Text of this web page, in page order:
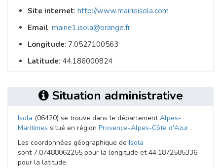
Site internet: http://www.mairieisola.com
Email: mairie1.isola@orange.fr
Longitude: 7.0527100563
Latitude: 44.186000824
Situation administrative
Isola (06420) se trouve dans le départementAlpes-
Maritimes situé en région Provence-Alpes-Côte d'Azur .
Les coordonnées géographique de Isola
sont 7.07488062255 pour la longitude et 44.1872585336
pour la latitude.